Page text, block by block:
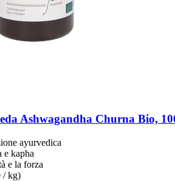
Ashwagandha Churna Bio,
ayurvedica
e kapha
e la forza
/ kg)